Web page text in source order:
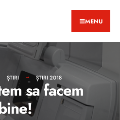
MENU
ȘTIRI ȘTIRI 2018
sa facem